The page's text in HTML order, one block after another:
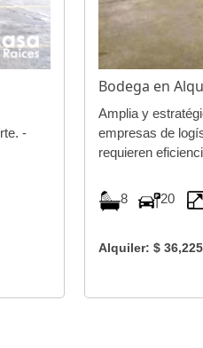
-
Bodega en
Amplia y
empresas de
requieren
8 20
Alquiler: $